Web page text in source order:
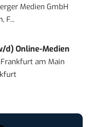
Medien GmbH
F...
d) Online-Medien
am Main